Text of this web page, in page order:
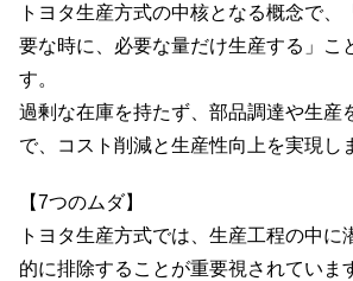
トヨタ生産方式の中核となる概念で、
要な時に、必要な量だけ生産する」こ
す。
過剰な在庫を持たず、部品調達や生産
で、コスト削減と生産性向上を実現し
【7つのムダ】
トヨタ生産方式では、生産工程の中に
的に排除することが重要視されていま